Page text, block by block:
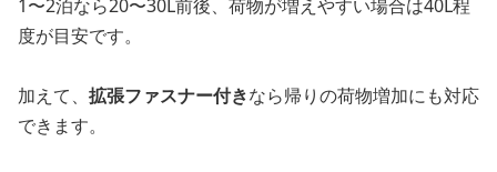
1〜2泊なら20〜30L前後、荷物が増えやすい場合は40L程
度が目安です。
加えて、 拡張ファスナー付きなら帰りの荷物増加にも対応
できます。